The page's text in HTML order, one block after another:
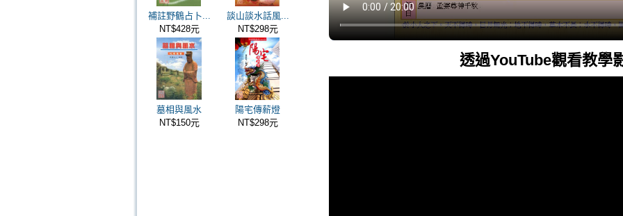
補註野鶴占卜...
NT$428元
談山談水話風...
NT$298元
墓相與風水
NT$150元
陽宅傳薪燈
NT$298元
透過YouTube觀看教學